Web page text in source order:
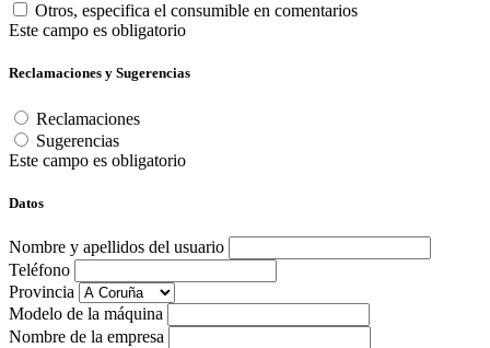
Otros, especifica el consumible en comentarios
Este campo es obligatorio
Reclamaciones y Sugerencias
Reclamaciones
Sugerencias
Este campo es obligatorio
Datos
Nombre y apellidos del usuario
Teléfono
Provincia
Modelo de la máquina
Nombre de la empresa